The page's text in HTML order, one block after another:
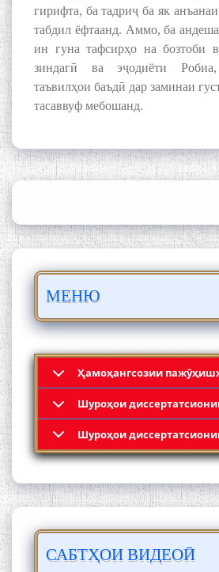
гирифта, ба тадриҷ ба як
табдил ёфтаанд. Аммо, ба
ин гуна тафсирҳо на бозтоби
зиндагӣ ва эҷодиёти
таъвилҳои баъдӣ дар заминаи
тасаввуф мебошанд.
МЕНЮ
Ҳамоҳангсозии
Шyроҳои
Шyроҳои
САБТҲОИ ВИДЕОӢ
ШАРҲИ МУЛОҚОТ БО АҲЛИ
АКАДЕМИЯИ МИЛЛИИ
ИЛМҲОИ ТОҶИКИСТОН
БО 4 000 000 СОМОНӢ
МӮЪМИН ҚАНОАТ СОХТА
Кадамчо Худои Шарифзода